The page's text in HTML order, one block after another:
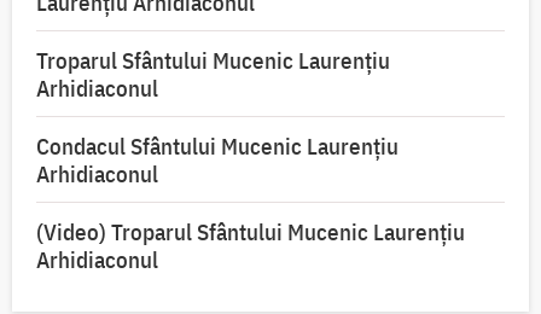
Troparul Sfântului Mucenic Laurențiu
Arhidiaconul
Condacul Sfântului Mucenic Laurențiu
Arhidiaconul
(Video) Troparul Sfântului Mucenic Laurențiu
Arhidiaconul